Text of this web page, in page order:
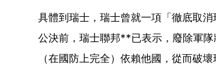
具體到瑞士，瑞士曾就一項「徹底取
公決前，瑞士聯邦**已表示，廢除軍
（在國防上完全）依賴他國，從而破壞